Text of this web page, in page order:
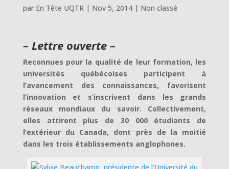
par En Tête UQTR| Nov 5, 2014| Non classé
– Lettre ouverte –
Reconnues pour la qualité de leur formation, les
universités québécoises participent à
l’avancement des connaissances, favorisent
l’innovation et s’inscrivent dans les grands
réseaux mondiaux du savoir. Collectivement,
elles attirent plus de 30 000 étudiants de
l’extérieur du Canada, dont près de la moitié
dans les trois établissements anglophones.